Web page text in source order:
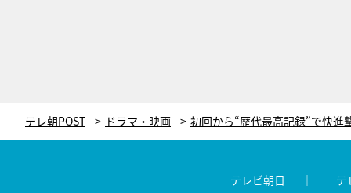
テレ朝POST ドラマ・映画
テレビ朝日 テ